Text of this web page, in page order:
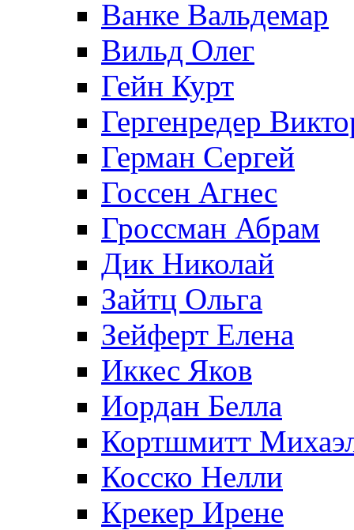
Ванке Вальдемар
Вильд Олег
Гейн Курт
Гергенредер
Герман Сергей
Госсен Агнес
Гроссман Абрам
Дик Николай
Зайтц Ольга
Зейферт Елена
Иккес Яков
Иордан Белла
Кортшмитт
Косско Нелли
Крекер Ирене